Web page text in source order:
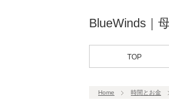
BlueWinds｜
TOP
Home 時間とお金